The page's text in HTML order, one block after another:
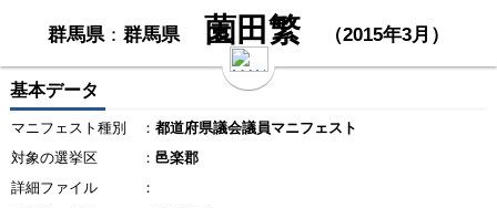
群馬県： 群馬県 薗田繁 （2015年3月）
基本データ
マニフェスト種別 ： 都道府県議会議員マニフェスト
対象の選挙区
： 邑楽郡
詳細ファイル
：